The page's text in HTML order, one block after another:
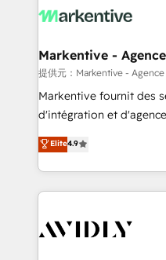
HubSpot大百科 出版 CRM・AI活用に関するご相談、現
せください。
results, fast. ⚙️CRM & RevOps: Align all Hubs to your
🎯Demand Gen & ABM:
ABM, AEO, SEO, & paid media.
Build high-performing
& conversion strategy
AI, & maximize AEO with
Integrations: Extend
Markentive -
提供元：Markentive -
Markentive fournit des
d'intégration et
North America. Avec
marketing automation,
webdesign. Markentive is both a consulting firm, a
digital agency and an
CRM and webdesign
Elite4.9